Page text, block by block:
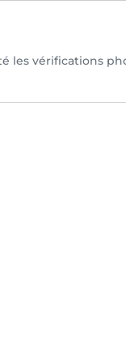
les vérifications